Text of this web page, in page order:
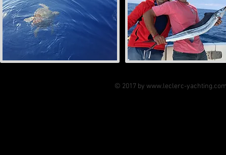
© 2017 by www.leclerc-